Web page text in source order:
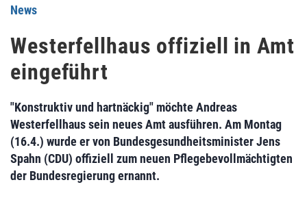
News
Westerfellhaus offiziell in Amt
eingeführt
"Konstruktiv und hartnäckig" möchte Andreas
Westerfellhaus sein neues Amt ausführen. Am Montag
(16.4.) wurde er von Bundesgesundheitsminister Jens
Spahn (CDU) offiziell zum neuen Pflegebevollmächtigten
der Bundesregierung ernannt.